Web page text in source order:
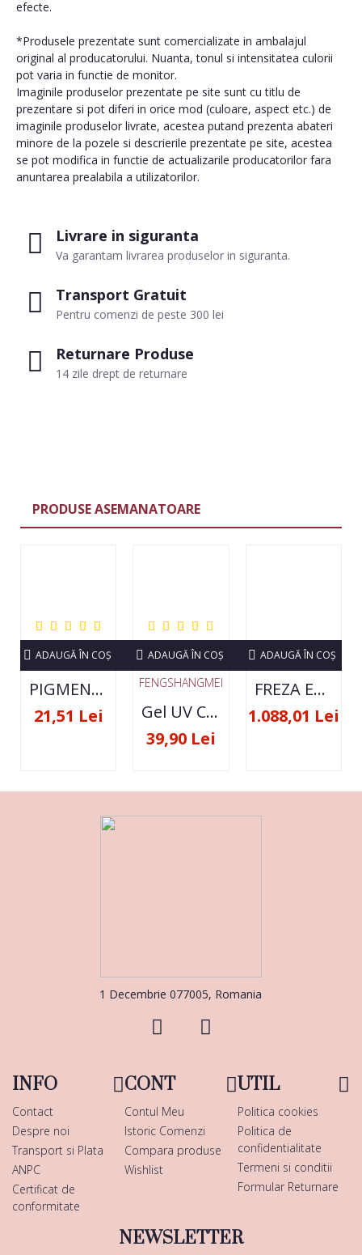
Livrare in siguranta
Va garantam livrarea produselor in siguranta.
Transport Gratuit
Pentru comenzi de peste 300 lei
Returnare Produse
14 zile drept de returnare
efecte.
*Produsele prezentate sunt comercializate in ambalajul
original al producatorului. Nuanta, tonul si intensitatea culorii
pot varia in functie de monitor.
Imaginile produselor prezentate pe site sunt cu titlu de
prezentare si pot diferi in orice mod (culoare, aspect etc.) de
imaginile produselor livrate, acestea putand prezenta abateri
minore de la pozele si descrierile prezentate pe site, acestea
se pot modifica in functie de actualizarile producatorilor fara
anuntarea prealabila a utilizatorilor.
PRODUSE ASEMANATOARE
PIGMENT NEON SET 12 CULORI
21,51 Lei
ADAUGĂ ÎN COŞ
FENGSHANGMEI
Gel UV Constructie FSM 50ML - 07
39,90 Lei
ADAUGĂ ÎN COŞ
FREZA ELECTRICA STRONG 210 35000 RPM- ORIGINALA
1.088,01 Lei
ADAUGĂ ÎN COŞ
1 Decembrie 077005, Romania
INFO
Contact
Despre noi
Transport si Plata
ANPC
Certificat de
conformitate
CONT
Contul Meu
Istoric Comenzi
Compara produse
Wishlist
UTIL
Politica cookies
Politica de
confidentialitate
Termeni si conditii
Formular Returnare
NEWSLETTER